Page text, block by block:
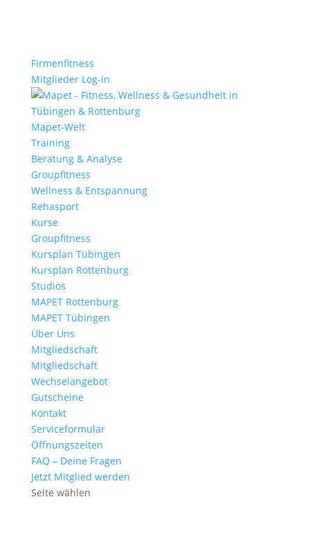
Firmenfitness
Mitglieder Log-in
Mapet-Welt
Training
Beratung & Analyse
Groupfitness
Wellness & Entspannung
Rehasport
Kurse
Groupfitness
Kursplan Tübingen
Kursplan Rottenburg
Studios
MAPET Rottenburg
MAPET Tübingen
Über Uns
Mitgliedschaft
Mitgliedschaft
Wechselangebot
Gutscheine
Kontakt
Serviceformular
Öffnungszeiten
FAQ – Deine Fragen
Jetzt Mitglied werden
Seite wählen